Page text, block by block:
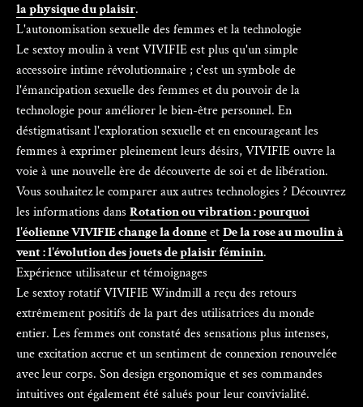
la physique du plaisir.
L'autonomisation sexuelle des femmes et la technologie
Le sextoy moulin à vent VIVIFIE est plus qu'un simple
accessoire intime révolutionnaire ; c'est un symbole de
l'émancipation sexuelle des femmes et du pouvoir de la
technologie pour améliorer le bien-être personnel. En
déstigmatisant l'exploration sexuelle et en encourageant les
femmes à exprimer pleinement leurs désirs, VIVIFIE ouvre la
voie à une nouvelle ère de découverte de soi et de libération.
Vous souhaitez le comparer aux autres technologies ? Découvrez
les informations dans Rotation ou vibration : pourquoi
l'éolienne VIVIFIE change la donneetDe la rose au moulin à
vent : l'évolution des jouets de plaisir féminin.
Expérience utilisateur et témoignages
Le sextoy rotatif VIVIFIE Windmill a reçu des retours
extrêmement positifs de la part des utilisatrices du monde
entier. Les femmes ont constaté des sensations plus intenses,
une excitation accrue et un sentiment de connexion renouvelée
avec leur corps. Son design ergonomique et ses commandes
intuitives ont également été salués pour leur convivialité.